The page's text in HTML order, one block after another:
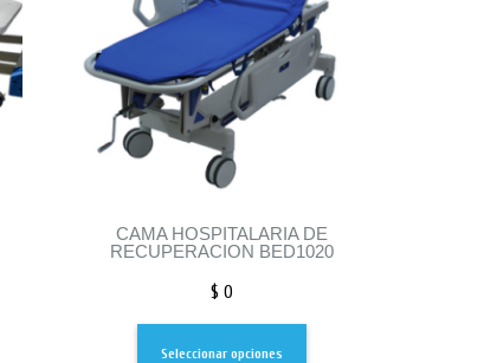
CAMA HOSPITALARIA DE
RECUPERACION BED1020
$ 0
Seleccionar opciones